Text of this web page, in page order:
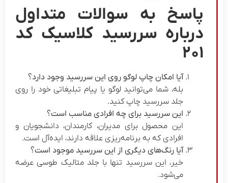
به
سوالات متداول
سررسید کلاسیک کد
آیا امکان چاپ لوگو روی این سررسید وجود دارد؟
بله، شما می‌توانید لوگو یا پیام تبلیغاتی خود را روی
جلد سررسید چاپ کنید.
این سررسید برای چه افرادی مناسب است؟
این محصول برای مدیران، کارمندان، دانشجویان و
افرادی که به برنامه‌ریزی علاقه دارند، ایده‌آل است.
آیا رنگ‌های دیگری از این سررسید موجود است؟
خیر، این سررسید تنها با جلد متالیک طوسی عرضه